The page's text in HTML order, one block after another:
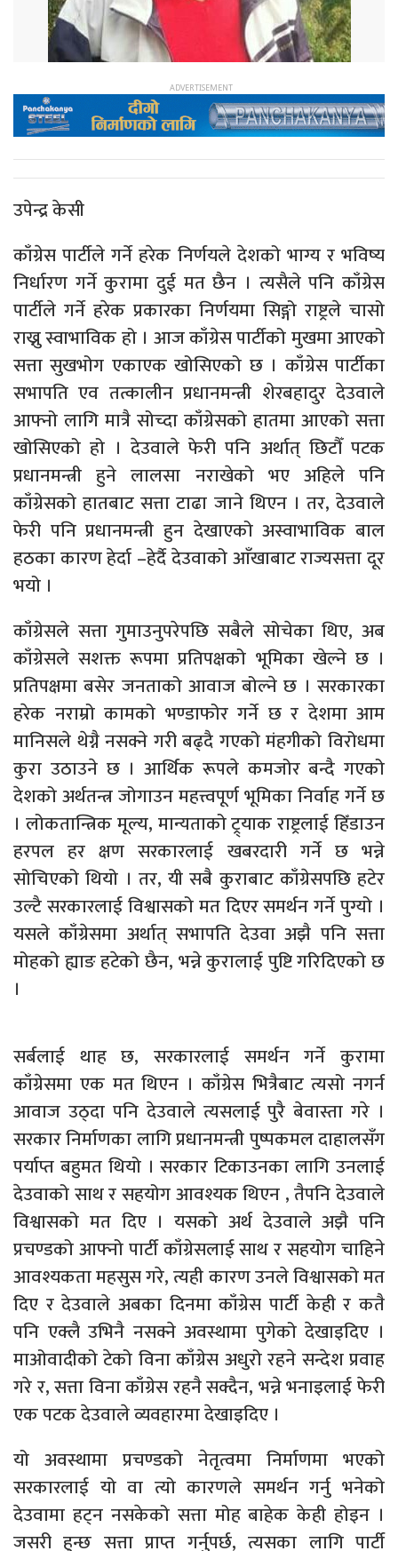
उपेन्द्र केसी
काँग्रेस पार्टीले गर्ने हरेक निर्णयले देशको भाग्य र भविष्य
निर्धारण गर्ने कुरामा दुई मत छैन । त्यसैले पनि काँग्रेस
पार्टीले गर्ने हरेक प्रकारका निर्णयमा सिङ्गो राष्ट्रले चासो
राख्नु स्वाभाविक हो । आज काँग्रेस पार्टीको मुखमा आएको
सत्ता सुखभोग एकाएक खोसिएको छ । काँग्रेस पार्टीका
सभापति एव तत्कालीन प्रधानमन्त्री शेरबहादुर देउवाले
आफ्नो लागि मात्रै सोच्दा काँग्रेसको हातमा आएको सत्ता
खोसिएको हो । देउवाले फेरी पनि अर्थात् छिटौँ पटक
प्रधानमन्त्री हुने लालसा नराखेको भए अहिले पनि
काँग्रेसको हातबाट सत्ता टाढा जाने थिएन । तर, देउवाले
फेरी पनि प्रधानमन्त्री हुन देखाएको अस्वाभाविक बाल
हठका कारण हेर्दा –हेर्दै देउवाको आँखाबाट राज्यसत्ता दूर
भयो ।
काँग्रेसले सत्ता गुमाउनुपरेपछि सबैले सोचेका थिए, अब
काँग्रेसले सशक्त रूपमा प्रतिपक्षको भूमिका खेल्ने छ ।
प्रतिपक्षमा बसेर जनताको आवाज बोल्ने छ । सरकारका
हरेक नराम्रो कामको भण्डाफोर गर्ने छ र देशमा आम
मानिसले थेग्नै नसक्ने गरी बढ्दै गएको मंहगीको विरोधमा
कुरा उठाउने छ । आर्थिक रूपले कमजोर बन्दै गएको
देशको अर्थतन्त्र जोगाउन महत्त्वपूर्ण भूमिका निर्वाह गर्ने छ
। लोकतान्त्रिक मूल्य, मान्यताको ट्र्याक राष्ट्रलाई हिँडाउन
हरपल हर क्षण सरकारलाई खबरदारी गर्ने छ भन्ने
सोचिएको थियो । तर, यी सबै कुराबाट काँग्रेसपछि हटेर
उल्टै सरकारलाई विश्वासको मत दिएर समर्थन गर्ने पुग्यो ।
यसले काँग्रेसमा अर्थात् सभापति देउवा अझै पनि सत्ता
मोहको ह्याङ हटेको छैन, भन्ने कुरालाई पुष्टि गरिदिएको छ
।
सर्बलाई थाह छ, सरकारलाई समर्थन गर्ने कुरामा
काँग्रेसमा एक मत थिएन । काँग्रेस भित्रैबाट त्यसो नगर्न
आवाज उठ्दा पनि देउवाले त्यसलाई पुरै बेवास्ता गरे ।
सरकार निर्माणका लागि प्रधानमन्त्री पुष्पकमल दाहालसँग
पर्याप्त बहुमत थियो । सरकार टिकाउनका लागि उनलाई
देउवाको साथ र सहयोग आवश्यक थिएन , तैपनि देउवाले
विश्वासको मत दिए । यसको अर्थ देउवाले अझै पनि
प्रचण्डको आफ्नो पार्टी काँग्रेसलाई साथ र सहयोग चाहिने
आवश्यकता महसुस गरे, त्यही कारण उनले विश्वासको मत
दिए र देउवाले अबका दिनमा काँग्रेस पार्टी केही र कतै
पनि एक्लै उभिनै नसक्ने अवस्थामा पुगेको देखाइदिए ।
माओवादीको टेको विना काँग्रेस अधुरो रहने सन्देश प्रवाह
गरे र, सत्ता विना काँग्रेस रहनै सक्दैन, भन्ने भनाइलाई फेरी
एक पटक देउवाले व्यवहारमा देखाइदिए ।
यो अवस्थामा प्रचण्डको नेतृत्वमा निर्माणमा भएको
सरकारलाई यो वा त्यो कारणले समर्थन गर्नु भनेको
देउवामा हट्न नसकेको सत्ता मोह बाहेक केही होइन ।
जसरी हुन्छ सत्ता प्राप्त गर्नुपर्छ, त्यसका लागि पार्टी